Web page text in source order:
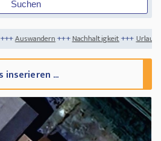
Nachhaltigkeit+++Urlaub 2020 trotz Corona
inserieren ...